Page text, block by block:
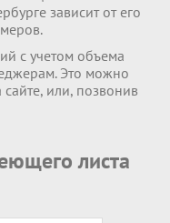
зависит от его
с учетом объема
Это можно
сайте, или, позвонив
листа